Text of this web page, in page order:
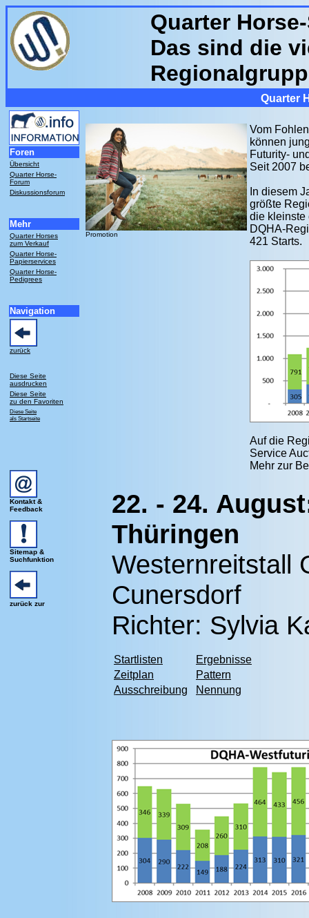
Quarter
Das sind die
Quarter
Foren
Übersicht
Quarter Horse-
Forum
Diskussionsforum
Mehr
Quarter Horses
zum Verkauf
Quarter Horse-
Papierservices
Quarter Horse-
Pedigrees
Navigation
zurück
Diese Seite
ausdrucken
Diese Seite
zu den Favoriten
Diese Seite
als Startseite
Kontakt &
Feedback
Sitemap &
Suchfunktion
zurück zur
Promotion
Vom
können
Futurity-
Seit 2007
In diesem
größte
die kleinste
DQHA-
421 Starts.
Auf die
Service
Mehr zur
22. - 24.
Thüringen
Westernreitstall
Cunersdorf
Richter: Sylvia
Startlisten
Ergebnisse
Zeitplan
Pattern
Ausschreibung
Nennung